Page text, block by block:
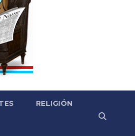
RELIGIÓN